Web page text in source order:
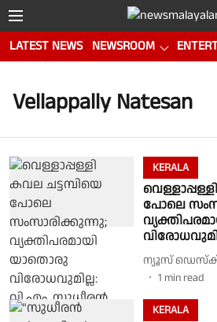
LATEST NEWS NEWSROOM
Vellappally Natesan
KERALA
പോലെ
ന്യൂസ്
1 min read
KERALA